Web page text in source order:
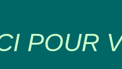
POUR